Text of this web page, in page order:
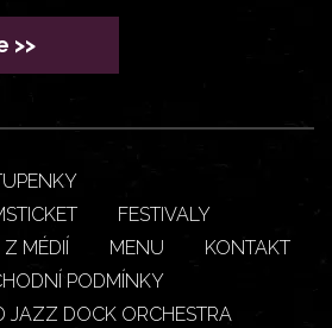
>>
FESTIVALY
Z MÉDIÍ MENU
KONTAKT
PODMÍNKY
JAZZ DOCK ORCHESTRA